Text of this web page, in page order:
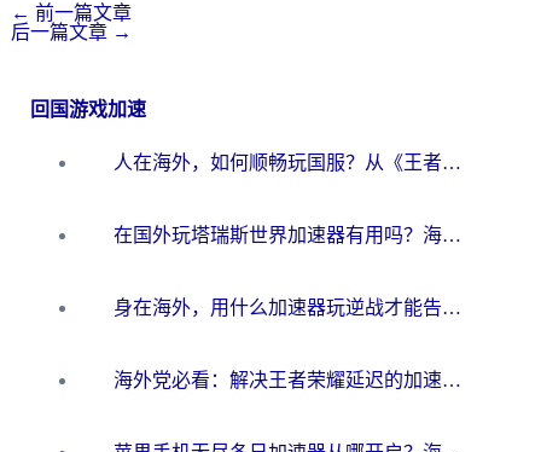
← 前一篇文章
后一篇文章 →
回国游戏加速
人在海外，如何顺畅玩国服？从《王者荣耀》到《云图计划》的加速器终极指南
在国外玩塔瑞斯世界加速器有用吗？海外玩家亲测后的真实答案
身在海外，用什么加速器玩逆战才能告别延迟？
海外党必看：解决王者荣耀延迟的加速器终极指南——从EVE到猫和老鼠，一个工具全搞定